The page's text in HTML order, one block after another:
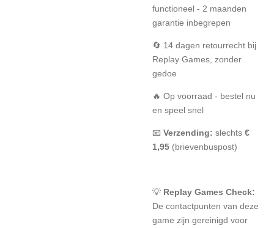
functioneel - 2 maanden
garantie inbegrepen
🔄 14 dagen retourrecht bij
Replay Games, zonder
gedoe
🔥 Op voorraad - bestel nu
en speel snel
📧 Verzending: slechts €
1,95 (brievenbuspost)
💡 Replay Games Check:
De contactpunten van deze
game zijn gereinigd voor